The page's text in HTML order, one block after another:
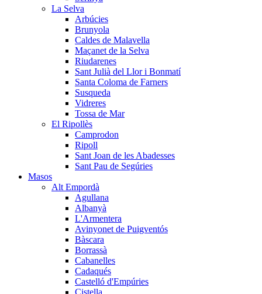
La Selva
Arbúcies
Brunyola
Caldes de Malavella
Maçanet de la Selva
Riudarenes
Sant Julià del Llor i Bonmatí
Santa Coloma de Farners
Susqueda
Vidreres
Tossa de Mar
El Ripollès
Camprodon
Ripoll
Sant Joan de les Abadesses
Sant Pau de Segúries
Masos
Alt Empordà
Agullana
Albanyà
L'Armentera
Avinyonet de Puigventós
Bàscara
Borrassà
Cabanelles
Cadaqués
Castelló d'Empúries
Cistella